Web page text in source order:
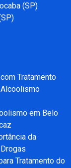
(SP)
Tratamento
Alcoolismo
em Belo
da
Tratamento do